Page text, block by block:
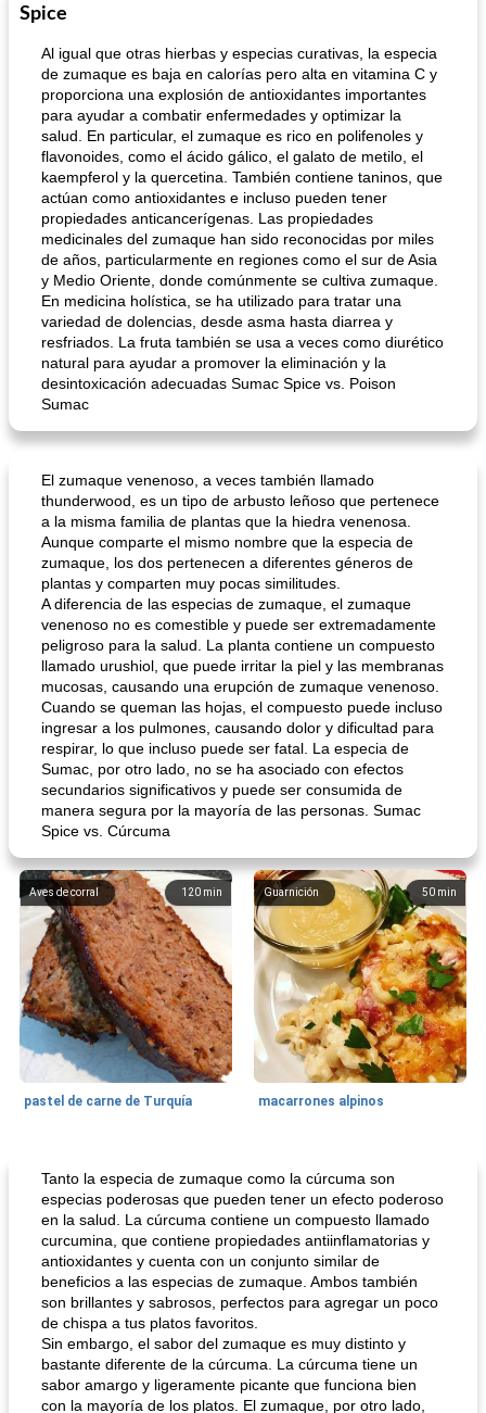
Spice
Al igual que otras hierbas y especias curativas, la especia
de zumaque es baja en calorías pero alta en vitamina C y
proporciona una explosión de antioxidantes importantes
para ayudar a combatir enfermedades y optimizar la
salud. En particular, el zumaque es rico en polifenoles y
flavonoides, como el ácido gálico, el galato de metilo, el
kaempferol y la quercetina. También contiene taninos, que
actúan como antioxidantes e incluso pueden tener
propiedades anticancerígenas. Las propiedades
medicinales del zumaque han sido reconocidas por miles
de años, particularmente en regiones como el sur de Asia
y Medio Oriente, donde comúnmente se cultiva zumaque.
En medicina holística, se ha utilizado para tratar una
variedad de dolencias, desde asma hasta diarrea y
resfriados. La fruta también se usa a veces como diurético
natural para ayudar a promover la eliminación y la
desintoxicación adecuadas Sumac Spice vs. Poison
Sumac
El zumaque venenoso, a veces también llamado
thunderwood, es un tipo de arbusto leñoso que pertenece
a la misma familia de plantas que la hiedra venenosa.
Aunque comparte el mismo nombre que la especia de
zumaque, los dos pertenecen a diferentes géneros de
plantas y comparten muy pocas similitudes.
A diferencia de las especias de zumaque, el zumaque
venenoso no es comestible y puede ser extremadamente
peligroso para la salud. La planta contiene un compuesto
llamado urushiol, que puede irritar la piel y las membranas
mucosas, causando una erupción de zumaque venenoso.
Cuando se queman las hojas, el compuesto puede incluso
ingresar a los pulmones, causando dolor y dificultad para
respirar, lo que incluso puede ser fatal. La especia de
Sumac, por otro lado, no se ha asociado con efectos
secundarios significativos y puede ser consumida de
manera segura por la mayoría de las personas. Sumac
Spice vs. Cúrcuma
120 min
Aves de corral
pastel de carne de Turquía
50 min
Guarnición
macarrones alpinos
mochi fácil Salsa de salchicha picante
Tanto la especia de zumaque como la cúrcuma son
especias poderosas que pueden tener un efecto poderoso
en la salud. La cúrcuma contiene un compuesto llamado
curcumina, que contiene propiedades antiinflamatorias y
antioxidantes y cuenta con un conjunto similar de
beneficios a las especias de zumaque. Ambos también
son brillantes y sabrosos, perfectos para agregar un poco
de chispa a tus platos favoritos.
Sin embargo, el sabor del zumaque es muy distinto y
bastante diferente de la cúrcuma. La cúrcuma tiene un
sabor amargo y ligeramente picante que funciona bien
con la mayoría de los platos. El zumaque, por otro lado,